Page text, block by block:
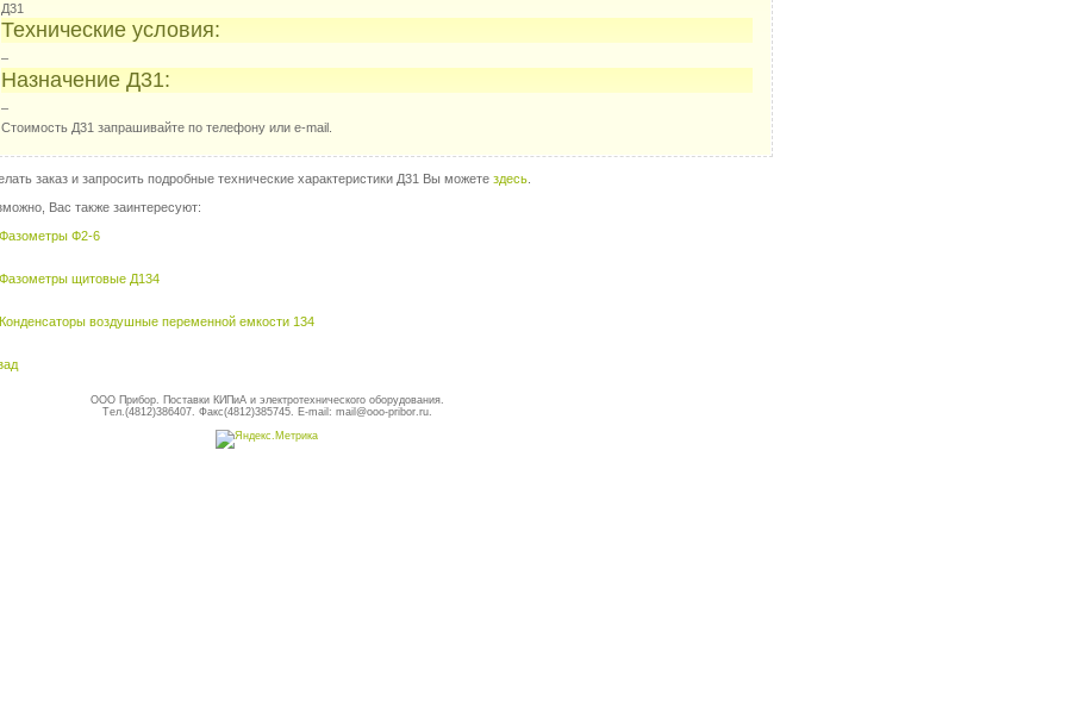
Д31
Технические условия:
–
Назначение Д31:
–
Стоимость Д31 запрашивайте по телефону или e-mail.
заказ и запросить подробные технические характеристики Д31 Вы можете здесь
Вас также заинтересуют:
Фазометры Ф2-6
Фазометры щитовые Д134
Конденсаторы воздушные переменной емкости 134
ООО Прибор. Поставки КИПиА и электротехнического оборудования.
Тел.(4812)386407. Факс(4812)385745. E-mail: mail@ooo-pribor.ru.